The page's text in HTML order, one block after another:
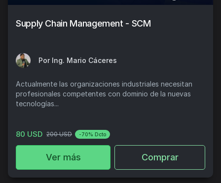
Supply Chain Management - SCM
Por Ing. Mario Cáceres
Actualmente las organizaciones industriales necesitan
profesionales competentes con dominio de la nuevas
tecnologías...
80 USD 200 USD -70% Dcto
Ver más Comprar